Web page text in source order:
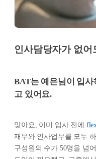
인사담당자가 없
BAT는 예은님이 입
고 있어요.
맞아요, 이미 입사 전에
재무와 인사업무를 모두
구성원의 수가 50명을 넘